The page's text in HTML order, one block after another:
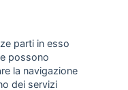
parti in esso
possono
la navigazione
dei servizi